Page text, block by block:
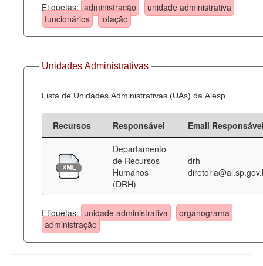
Etiquetas: administração
unidade administrativa
funcionários
lotação
Unidades Administrativas
Lista de Unidades Administrativas (UAs) da Alesp.
Recursos Responsável
Email
Departamento
de Recursos
Humanos
(DRH)
drh-
Etiquetas: unidade administrativa
organograma
administração